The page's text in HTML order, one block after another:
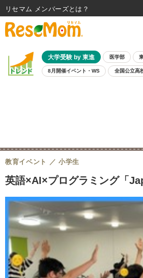
大学受験 by 東進 医学部
8月開催イベント・WS 全国公立高
英語×AI×プログラミング「
教育イベント 小学生
リセマム メンバーズ